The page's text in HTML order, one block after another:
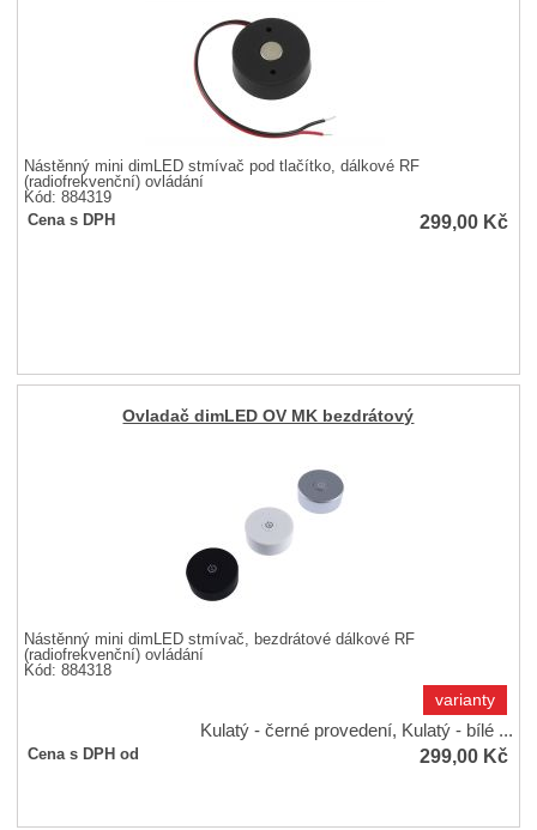
Nástěnný mini dimLED stmívač pod tlačítko, dálkové RF
(radiofrekvenční) ovládání
Kód: 884319
Cena s DPH
299,00 Kč
Ovladač dimLED OV MK bezdrátový
Nástěnný mini dimLED stmívač, bezdrátové dálkové RF
(radiofrekvenční) ovládání
Kód: 884318
varianty
Kulatý - černé provedení, Kulatý - bílé ...
Cena s DPH od 299,00 Kč